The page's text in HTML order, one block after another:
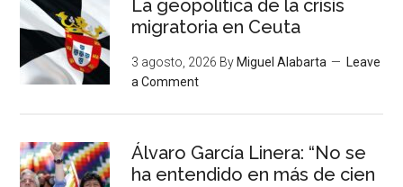
La geopolítica de la crisis
migratoria en Ceuta
3 agosto, 2026 By Miguel Alabarta
Leave
a Comment
Álvaro García Linera: “No se
ha entendido en más de cien